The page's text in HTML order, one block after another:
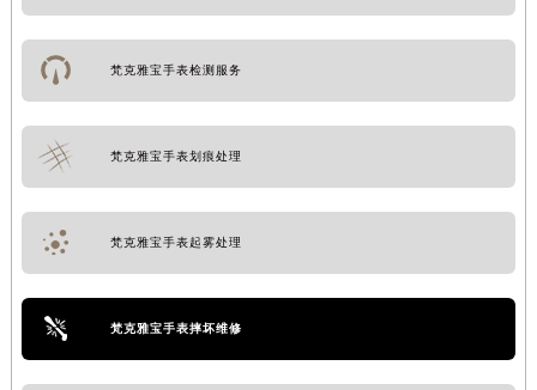
梵克雅宝手表检测服务
梵克雅宝手表划痕处理
梵克雅宝手表起雾处理
梵克雅宝手表摔坏维修